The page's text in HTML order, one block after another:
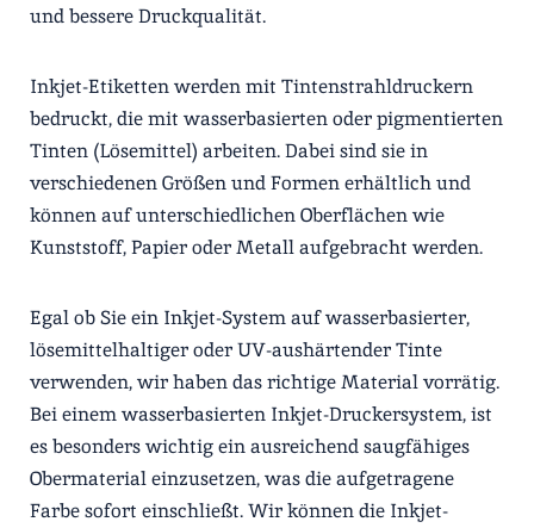
und bessere Druckqualität.
Inkjet-Etiketten werden mit Tintenstrahldruckern
bedruckt, die mit wasserbasierten oder pigmentierten
Tinten (Lösemittel) arbeiten. Dabei sind sie in
verschiedenen Größen und Formen erhältlich und
können auf unterschiedlichen Oberflächen wie
Kunststoff, Papier oder Metall aufgebracht werden.
Egal ob Sie ein Inkjet-System auf wasserbasierter,
lösemittelhaltiger oder UV-aushärtender Tinte
verwenden, wir haben das richtige Material vorrätig.
Bei einem wasserbasierten Inkjet-Druckersystem, ist
es besonders wichtig ein ausreichend saugfähiges
Obermaterial einzusetzen, was die aufgetragene
Farbe sofort einschließt. Wir können die Inkjet-